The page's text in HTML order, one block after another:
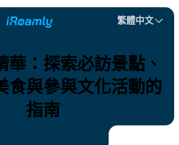
繁體中文
華：探索必訪景點、
食與參與文化活動的
指南